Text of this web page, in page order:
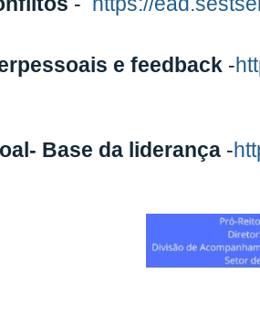
e feedback -
Base da liderança -